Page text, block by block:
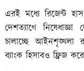
এরই মধ্যে রিজেন্ট
দেশত্যাগে
চালাচ্ছে আইনশৃঙ্খলা
ব্যাংক হিসাবও ফ্রিজ